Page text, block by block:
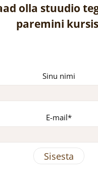
olla stuudio
paremini
Sinu nimi
E-mail